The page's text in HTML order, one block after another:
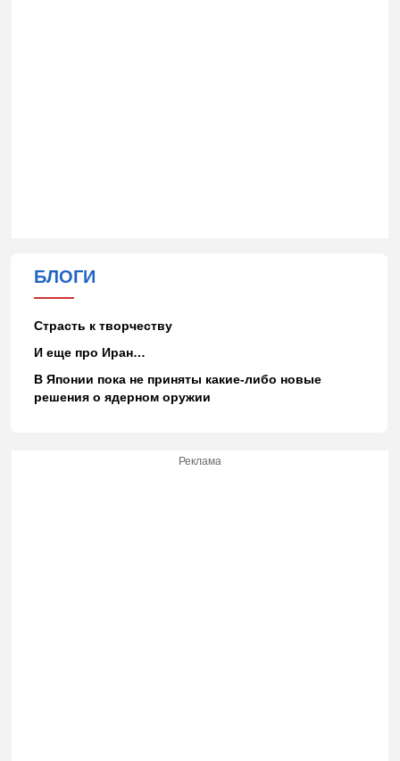
БЛОГИ
Страсть к творчеству
И еще про Иран…
В Японии пока не приняты какие-либо новые
решения о ядерном оружии
Реклама